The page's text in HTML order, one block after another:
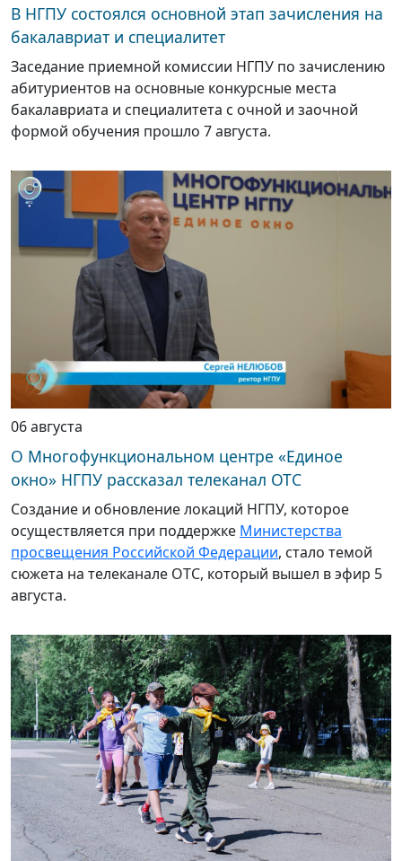
В НГПУ состоялся основной этап зачисления на
бакалавриат и специалитет
Заседание приемной комиссии НГПУ по зачислению
абитуриентов на основные конкурсные места
бакалавриата и специалитета с очной и заочной
формой обучения прошло 7 августа.
06 августа
О Многофункциональном центре «Единое
окно» НГПУ рассказал телеканал ОТС
Создание и обновление локаций НГПУ, которое
осуществляется при поддержке Министерства
просвещения Российской Федерации, стало темой
сюжета на телеканале ОТС, который вышел в эфир 5
августа.